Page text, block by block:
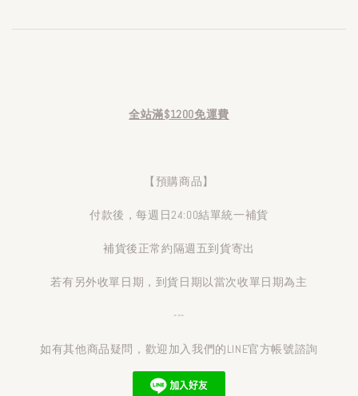
全站滿$1200免運費
【預購商品】
付款後，每週日24:00結單統一補貨
補貨後正常約隔週五到貨寄出
若有另外收單日期，到貨日期以當次收單日期為主
---
如有其他商品疑問，歡迎加入我們的LINE官方帳號諮詢